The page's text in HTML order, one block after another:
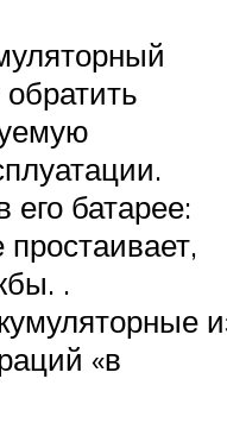
батарее:
.
«в